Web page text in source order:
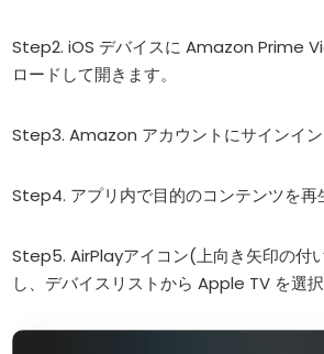
Step2. iOS デバイスに Amazon Prime
ロードして開きます。
Step3. Amazon アカウントにサインイン
Step4. アプリ内で目的のコンテンツを再
Step5. AirPlayアイコン(上向き矢印の付
し、デバイスリストから Apple TV を選択